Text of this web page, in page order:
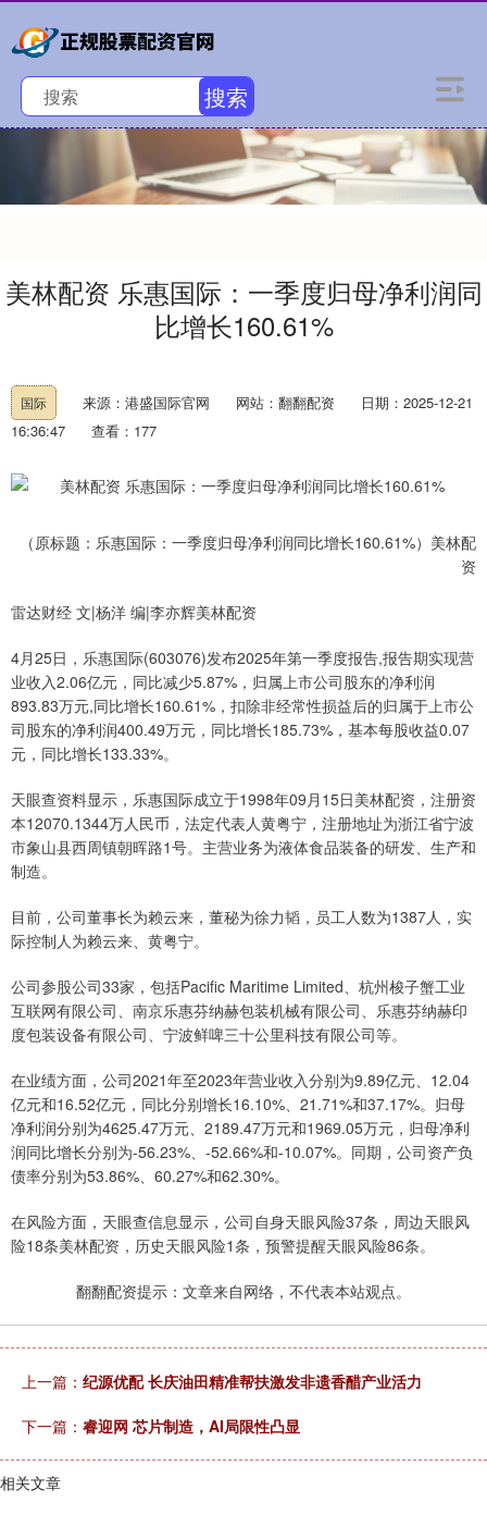
搜索
美林配资 乐惠国际：一季度归母净利润同
比增长160.61%
国际 来源：港盛国际官网 网站：翻翻配资
日期：2025-12-21
16:36:47
查看：177
（原标题：乐惠国际：一季度归母净利润同比增长160.61%）美林配
资
雷达财经 文|杨洋 编|李亦辉美林配资
4月25日，乐惠国际(603076)发布2025年第一季度报告,报告期实现营
业收入2.06亿元，同比减少5.87%，归属上市公司股东的净利润
893.83万元,同比增长160.61%，扣除非经常性损益后的归属于上市公
司股东的净利润400.49万元，同比增长185.73%，基本每股收益0.07
元，同比增长133.33%。
天眼查资料显示，乐惠国际成立于1998年09月15日美林配资，注册资
本12070.1344万人民币，法定代表人黄粤宁，注册地址为浙江省宁波
市象山县西周镇朝晖路1号。主营业务为液体食品装备的研发、生产和
制造。
目前，公司董事长为赖云来，董秘为徐力韬，员工人数为1387人，实
际控制人为赖云来、黄粤宁。
公司参股公司33家，包括Pacific Maritime Limited、杭州梭子蟹工业
互联网有限公司、南京乐惠芬纳赫包装机械有限公司、乐惠芬纳赫印
度包装设备有限公司、宁波鲜啤三十公里科技有限公司等。
在业绩方面，公司2021年至2023年营业收入分别为9.89亿元、12.04
亿元和16.52亿元，同比分别增长16.10%、21.71%和37.17%。归母
净利润分别为4625.47万元、2189.47万元和1969.05万元，归母净利
润同比增长分别为-56.23%、-52.66%和-10.07%。同期，公司资产负
债率分别为53.86%、60.27%和62.30%。
在风险方面，天眼查信息显示，公司自身天眼风险37条，周边天眼风
险18条美林配资，历史天眼风险1条，预警提醒天眼风险86条。
翻翻配资提示：文章来自网络，不代表本站观点。
上一篇： 纪源优配 长庆油田精准帮扶激发非遗香醋产业活力
下一篇： 睿迎网 芯片制造，AI局限性凸显
相关文章